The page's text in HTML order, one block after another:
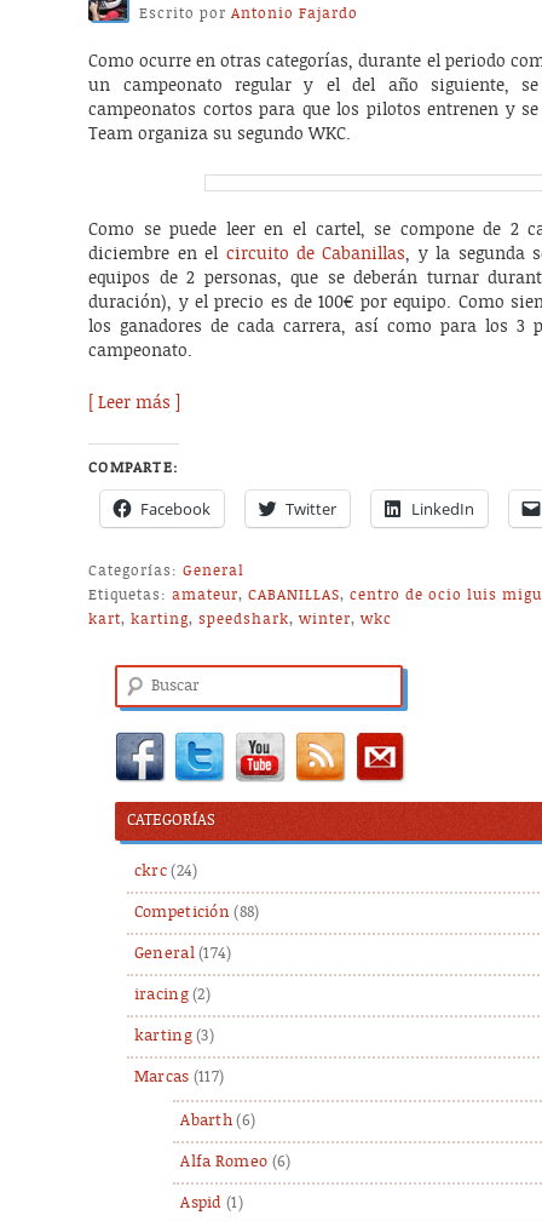
Escrito porAntonio Fajardo
Como ocurre en otras categorías, durante el periodo
un campeonato regular y el del año siguiente,
campeonatos cortos para que los pilotos entrenen y
Team organiza su segundo WKC.
Como se puede leer en el cartel, se compone de 2
diciembre en el circuito de Cabanillas, y la segunda
equipos de 2 personas, que se deberán turnar
duración), y el precio es de 100€ por equipo. Como
los ganadores de cada carrera, así como para los 3
campeonato.
[ Leer más ]
COMPARTE:
Facebook Twitter LinkedIn
Categorías: General
Etiquetas: amateur,CABANILLAS,centro de ocio luis
kart,karting,speedshark,winter,wkc
Buscar
CATEGORÍAS
ckrc(24)
Competición (88)
General(174)
iracing(2)
karting(3)
Marcas (117)
Abarth (6)
Alfa Romeo (6)
Aspid (1)